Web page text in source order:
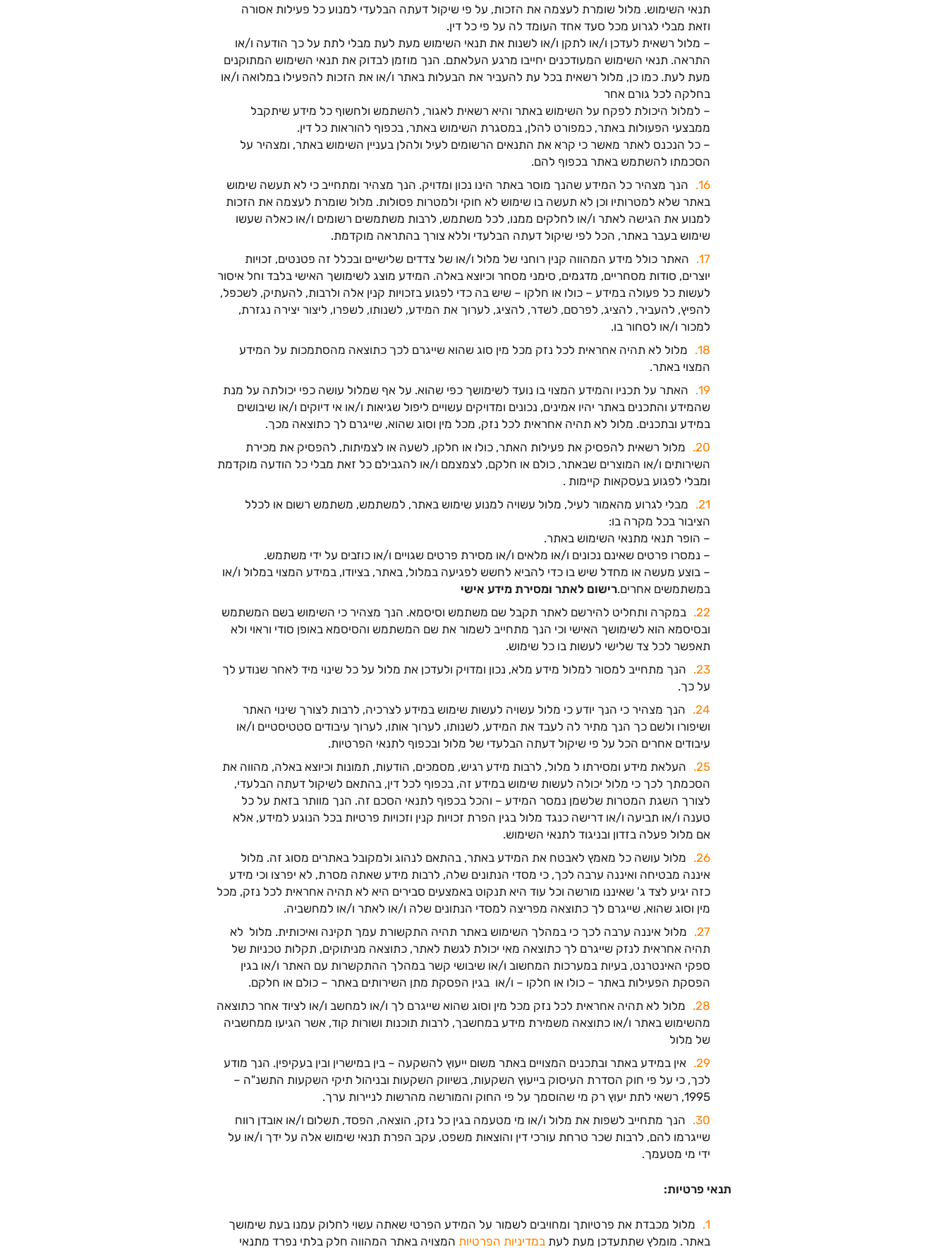
תנאי השימוש. מלול שומרת לעצמה את הזכות, על פי שיקול דעתה הבלעדי למנוע כל פעילות אסורה
וזאת מבלי לגרוע מכל סעד אחד העומד לה על פי כל דין.
– מלול רשאית לעדכן ו/או לתקן ו/או לשנות את תנאי השימוש מעת לעת מבלי לתת על כך הודעה ו/או
התראה. תנאי השימוש המעודכנים יחייבו מרגע העלאתם. הנך מוזמן לבדוק את תנאי השימוש המתוקנים
מעת לעת. כמו כן, מלול רשאית בכל עת להעביר את הבעלות באתר ו/או את הזכות להפעילו במלואה ו/או
בחלקה לכל גורם אחר
– למלול היכולת לפקח על השימוש באתר והיא רשאית לאגור, להשתמש ולחשוף כל מידע שיתקבל
ממבצעי הפעולות באתר, כמפורט להלן, במסגרת השימוש באתר, בכפוף להוראות כל דין.
– כל הנכנס לאתר מאשר כי קרא את התנאים הרשומים לעיל ולהלן בעניין השימוש באתר, ומצהיר על
הסכמתו להשתמש באתר בכפוף להם.
הנך מצהיר כל המידע שהנך מוסר באתר הינו נכון ומדויק. הנך מצהיר ומתחייב כי לא תעשה שימוש
באתר שלא למטרותיו וכן לא תעשה בו שימוש לא חוקי ולמטרות פסולות. מלול שומרת לעצמה את הזכות
למנוע את הגישה לאתר ו/או לחלקים ממנו, לכל משתמש, לרבות משתמשים רשומים ו/או כאלה שעשו
שימוש בעבר באתר, הכל לפי שיקול דעתה הבלעדי וללא צורך בהתראה מוקדמת.
האתר כולל מידע המהווה קנין רוחני של מלול ו/או של צדדים שלישיים ובכלל זה פטנטים, זכויות
יוצרים, סודות מסחריים, מדגמים, סימני מסחר וכיוצא באלה. המידע מוצג לשימושך האישי בלבד וחל איסור
לעשות כל פעולה במידע – כולו או חלקו – שיש בה כדי לפגוע בזכויות קנין אלה ולרבות, להעתיק, לשכפל,
להפיץ, להעביר, להציג, לפרסם, לשדר, להציג, לערוך את המידע, לשנותו, לשפרו, ליצור יצירה נגזרת,
למכור ו/או לסחור בו.
מלול לא תהיה אחראית לכל נזק מכל מין סוג שהוא שייגרם לכך כתוצאה מהסתמכות על המידע
המצוי באתר.
האתר על תכניו והמידע המצוי בו נועד לשימושך כפי שהוא. על אף שמלול עושה כפי יכולתה על מנת
שהמידע והתכנים באתר יהיו אמינים, נכונים ומדויקים עשויים ליפול שגיאות ו/או אי דיוקים ו/או שיבושים
במידע ובתכנים. מלול לא תהיה אחראית לכל נזק, מכל מין וסוג שהוא, שייגרם לך כתוצאה מכך.
מלול רשאית להפסיק את פעילות האתר, כולו או חלקו, לשעה או לצמיתות, להפסיק את מכירת
השירותים ו/או המוצרים שבאתר, כולם או חלקם, לצמצמם ו/או להגבילם כל זאת מבלי כל הודעה מוקדמת
ומבלי לפגוע בעסקאות קיימות .
מבלי לגרוע מהאמור לעיל, מלול עשויה למנוע שימוש באתר, למשתמש, משתמש רשום או לכלל
הציבור בכל מקרה בו:
– הופר תנאי מתנאי השימוש באתר.
– נמסרו פרטים שאינם נכונים ו/או מלאים ו/או מסירת פרטים שגויים ו/או כוזבים על ידי משתמש.
– בוצע מעשה או מחדל שיש בו כדי להביא לחשש לפגיעה במלול, באתר, בציודו, במידע המצוי במלול ו/או
במשתמשים אחרים.רישום לאתר ומסירת מידע אישי
במקרה ותחליט להירשם לאתר תקבל שם משתמש וסיסמא. הנך מצהיר כי השימוש בשם המשתמש
ובסיסמא הוא לשימושך האישי וכי הנך מתחייב לשמור את שם המשתמש והסיסמא באופן סודי וראוי ולא
תאפשר לכל צד שלישי לעשות בו כל שימוש.
הנך מתחייב למסור למלול מידע מלא, נכון ומדויק ולעדכן את מלול על כל שינוי מיד לאחר שנודע לך
על כך.
הנך מצהיר כי הנך יודע כי מלול עשויה לעשות שימוש במידע לצרכיה, לרבות לצורך שינוי האתר
ושיפורו ולשם כך הנך מתיר לה לעבד את המידע, לשנותו, לערוך אותו, לערוך עיבודים סטטיסטיים ו/או
עיבודים אחרים הכל על פי שיקול דעתה הבלעדי של מלול ובכפוף לתנאי הפרטיות.
העלאת מידע ומסירתו ל מלול, לרבות מידע רגיש, מסמכים, הודעות, תמונות וכיוצא באלה, מהווה את
הסכמתך לכך כי מלול יכולה לעשות שימוש במידע זה, בכפוף לכל דין, בהתאם לשיקול דעתה הבלעדי,
לצורך השגת המטרות שלשמן נמסר המידע – והכל בכפוף לתנאי הסכם זה. הנך מוותר בזאת על כל
טענה ו/או תביעה ו/או דרישה כנגד מלול בגין הפרת זכויות קנין וזכויות פרטיות בכל הנוגע למידע, אלא
אם מלול פעלה בזדון ובניגוד לתנאי השימוש.
מלול עושה כל מאמץ לאבטח את המידע באתר, בהתאם לנהוג ולמקובל באתרים מסוג זה. מלול
איננה מבטיחה ואיננה ערבה לכך, כי מסדי הנתונים שלה, לרבות מידע שאתה מסרת, לא יפרצו וכי מידע
כזה יגיע לצד ג' שאיננו מורשה וכל עוד היא תנקוט באמצעים סבירים היא לא תהיה אחראית לכל נזק, מכל
מין וסוג שהוא, שייגרם לך כתוצאה מפריצה למסדי הנתונים שלה ו/או לאתר ו/או למחשביה.
מלול איננה ערבה לכך כי במהלך השימוש באתר תהיה התקשורת עמך תקינה ואיכותית. מלול לא
תהיה אחראית לנזק שייגרם לך כתוצאה מאי יכולת לגשת לאתר, כתוצאה מניתוקים, תקלות טכניות של
ספקי האינטרנט, בעיות במערכות המחשוב ו/או שיבושי קשר במהלך ההתקשרות עם האתר ו/או בגין
הפסקת הפעילות באתר – כולו או חלקו – ו/או בגין הפסקת מתן השירותים באתר – כולם או חלקם.
מלול לא תהיה אחראית לכל נזק מכל מין וסוג שהוא שייגרם לך ו/או למחשב ו/או לציוד אחר כתוצאה
מהשימוש באתר ו/או כתוצאה משמירת מידע במחשבך, לרבות תוכנות ושורות קוד, אשר הגיעו ממחשביה
של מלול
אין במידע באתר ובתכנים המצויים באתר משום ייעוץ להשקעה – בין במישרין ובין בעקיפין. הנך מודע
לכך, כי על פי חוק הסדרת העיסוק בייעוץ השקעות, בשיווק השקעות ובניהול תיקי השקעות התשנ"ה –
1995, רשאי לתת יעוץ רק מי שהוסמך על פי החוק והמורשה מהרשות לניירות ערך.
הנך מתחייב לשפות את מלול ו/או מי מטעמה בגין כל נזק, הוצאה, הפסד, תשלום ו/או אובדן רווח
שייגרמו להם, לרבות שכר טרחת עורכי דין והוצאות משפט, עקב הפרת תנאי שימוש אלה על ידך ו/או על
ידי מי מטעמך.
תנאי פרטיות:
מלול מכבדת את פרטיותך ומחויבים לשמור על המידע הפרטי שאתה עשוי לחלוק עמנו בעת שימושך
באתר. מומלץ שתתעדכן מעת לעת במדיניות הפרטיות המצויה באתר המהווה חלק בלתי נפרד מתנאי